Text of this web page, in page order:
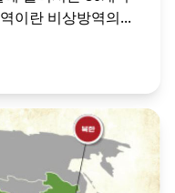
이란 비상방역의...